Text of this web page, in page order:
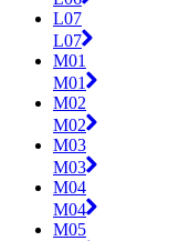
L07
L07
M01
M01
M02
M02
M03
M03
M04
M04
M05